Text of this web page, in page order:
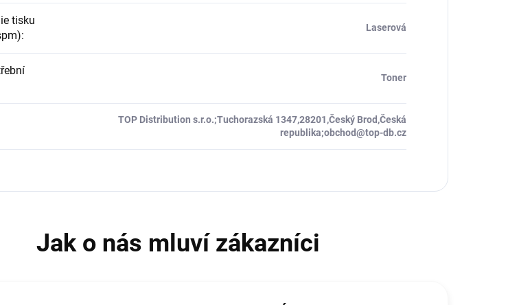
tisku
:
Laserová
Toner
TOP Distribution s.r.o.;Tuchorazská 1347,28201,Český Brod,Česká
republika;obchod@top-db.cz